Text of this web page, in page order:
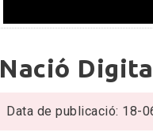
Nació
Digital,
electrónico
Nació
Data de publicació: 18-